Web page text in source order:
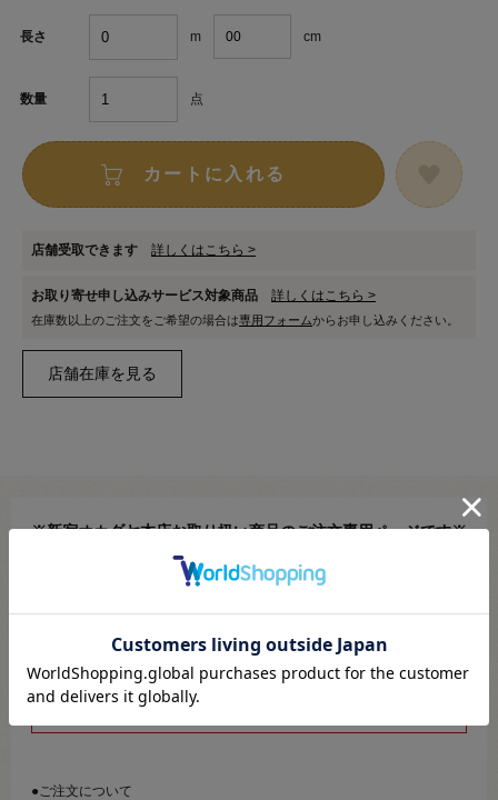
長さ m cm
数量 点
カートに入れる
店舗受取できます 詳しくはこちら >
お取り寄せ申し込みサービス対象商品 詳しくはこちら >
在庫数以上のご注文をご希望の場合は専用フォームからお申し込みください。
※新宿オカダヤ本店お取り扱い商品のご注文専用ページです※
こちらのページは、店頭にてあらかじめ商品詳細および商品コード
をご確認いただいた上でご注文いただけるページです。
そのため、商品画像および詳細は記載しておりません。
また、詳細につきましてのご案内、ご相談もオンラインショップ窓
併せて下記のご説明事項につきましてもご確認、ご了承の上、ご注
文いただきますようお願いいたします。
●ご注文について